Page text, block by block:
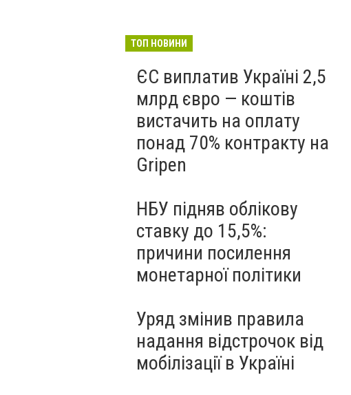
ТОП НОВИНИ
ЄС виплатив Україні 2,5
млрд євро — коштів
вистачить на оплату
понад 70% контракту на
Gripen
НБУ підняв облікову
ставку до 15,5%:
причини посилення
монетарної політики
Уряд змінив правила
надання відстрочок від
мобілізації в Україні